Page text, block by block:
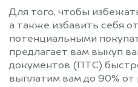
Для того, чтобы
а также избавить себя
потенциальными
предлагает вам выкуп
документов (ПТС)
выплатим вам до 90% от